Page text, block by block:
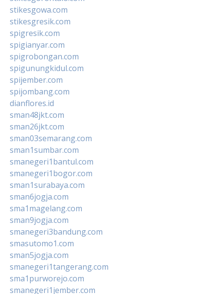
stikesgowa.com
stikesgresik.com
spigresik.com
spigianyar.com
spigrobongan.com
spigunungkidul.com
spijember.com
spijombang.com
dianflores.id
sman48jkt.com
sman26jkt.com
sman03semarang.com
sman1sumbar.com
smanegeri1bantul.com
smanegeri1bogor.com
sman1surabaya.com
sman6jogja.com
sma1magelang.com
sman9jogja.com
smanegeri3bandung.com
smasutomo1.com
sman5jogja.com
smanegeri1tangerang.com
sma1purworejo.com
smanegeri1jember.com